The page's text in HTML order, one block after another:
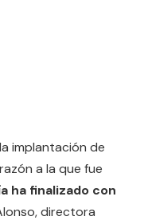
implantación de
a la que fue
ha finalizado con
directora